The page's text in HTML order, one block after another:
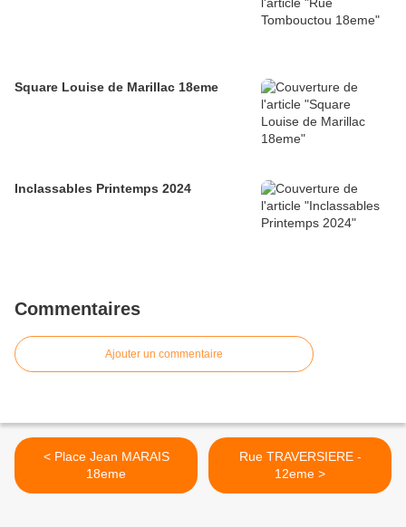
Square Louise de Marillac 18eme
Inclassables Printemps 2024
Commentaires
Ajouter un commentaire
< Place Jean MARAIS
18eme
Rue TRAVERSIERE -
12eme >